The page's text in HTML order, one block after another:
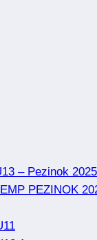
– Pezinok 2025
PEZINOK